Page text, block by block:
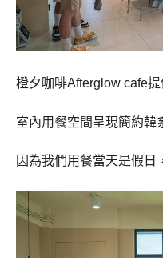
橙夕咖啡Afterglow cafe提
室內用餐空間呈現簡約韓
因為我們用餐當天是假日